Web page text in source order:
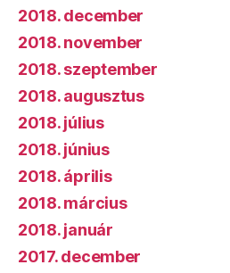
2018. december
2018. november
2018. szeptember
2018. augusztus
2018. július
2018. június
2018. április
2018. március
2018. január
2017. december